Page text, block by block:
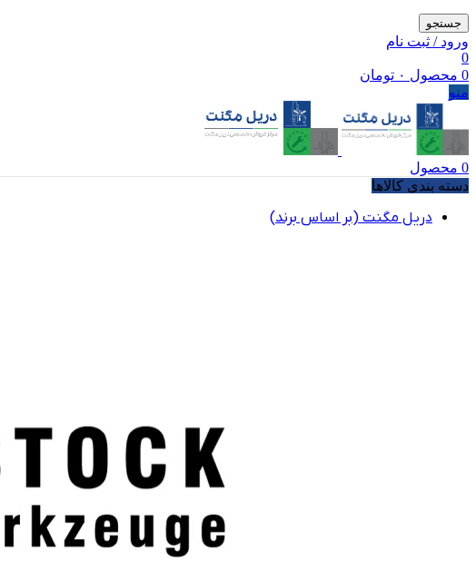
جستجو
ورود / ثبت نام
0
0 محصول ۰ تومان
منو
0 محصول
دسته بندی کالاها
دریل مگنت (بر اساس برند)